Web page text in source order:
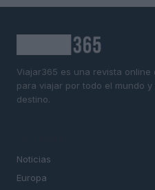
Viajar365 es una revista
para viajar por todo el mundo
destino.
Noticias
Europa